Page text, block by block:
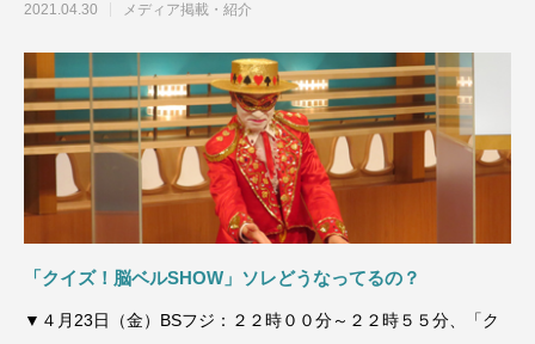
2021.04.30 メディア掲載・紹介
「クイズ！脳ベルSHOW」ソレどうなってるの？
▼４月23日（金）BSフジ：２２時００分～２２時５５分、「ク